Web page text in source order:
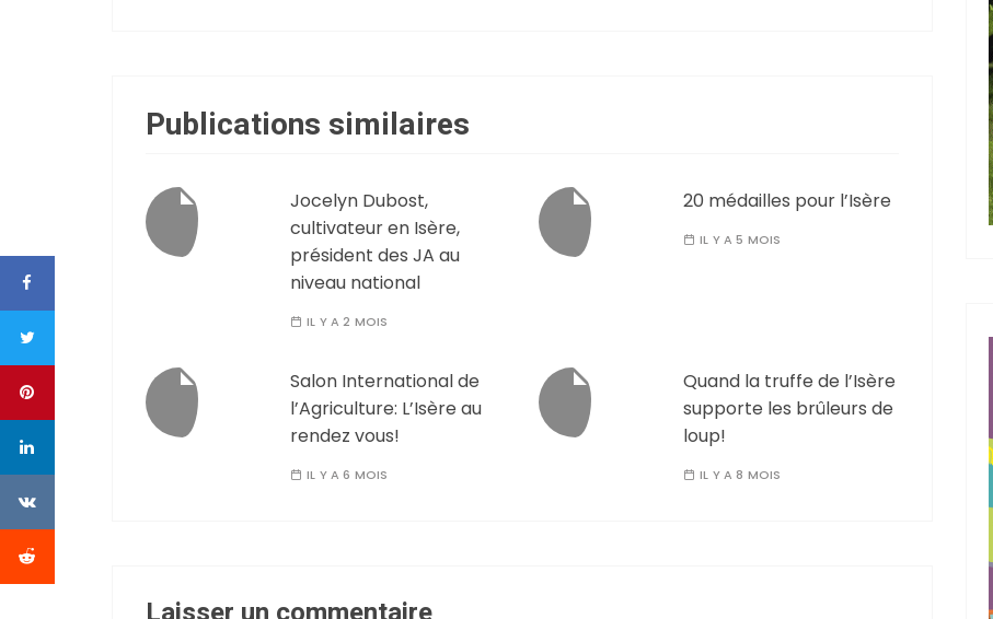
Publications similaires
Jocelyn Dubost,
cultivateur en Isère,
président des JA au
niveau national
IL Y A 2 MOIS
20 médailles pour l’Isère
IL Y A 5 MOIS
Salon International de
l’Agriculture: L’Isère au
rendez vous!
IL Y A 6 MOIS
Quand la truffe de l’Isère
supporte les brûleurs de
loup!
IL Y A 8 MOIS